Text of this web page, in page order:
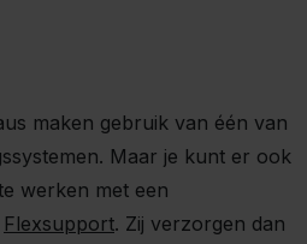
maken gebruik van één van
Maar je kunt er ook
werken met een
Flexsupport. Zij verzorgen dan